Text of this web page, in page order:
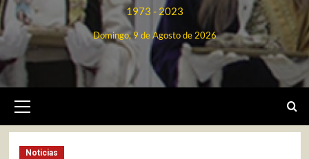
1973 - 2023
Domingo, 9 de Agosto de 2026
primario
Noticias